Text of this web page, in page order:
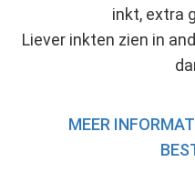
inkt, extra
Liever inkten zien in
MEER